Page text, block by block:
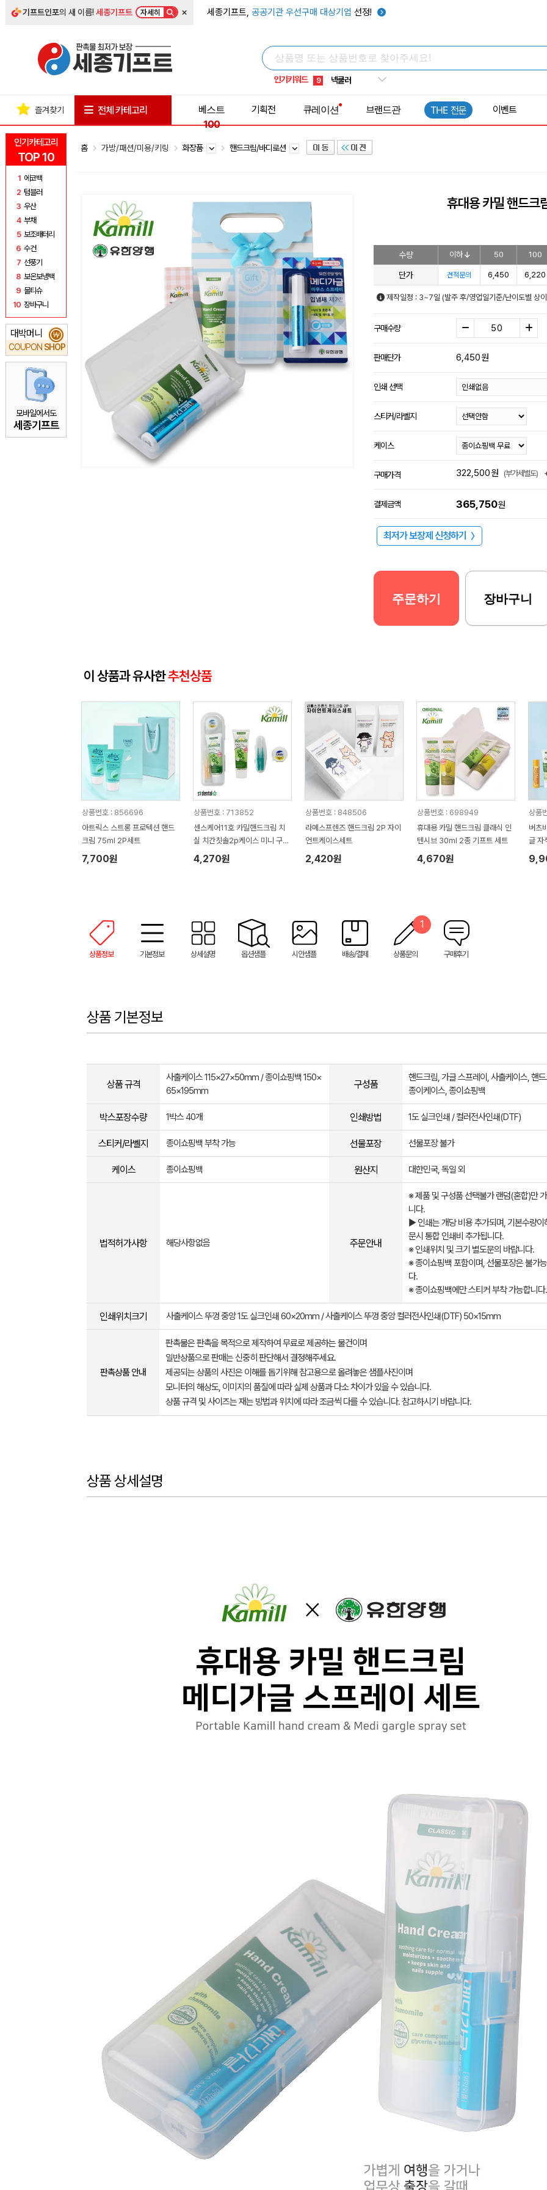
기프트인포의 새 이름!세종기프트 자세히 × 세종기프트, 공공기관 우선구매 대상기업 선정!
인기키워드
5 키캡
8 쿨토시
9 넥쿨러
1 선풍기
인기카테고리
TOP 10
1 에코백
2 텀블러
3 우산
4 부채
5 보조배터리
6 수건
7 선풍기
8 보온보냉백
9 물티슈
10 장바구니
대박머니
COUPON SHOP
₩
모바일에서도
세종기프트
즐겨찾기 전체 카테고리
베스트
100
기획전 큐레이션 브랜드관 THE 전문 이벤트
홈 가방/패션/미용/키링 화장품 핸드크림/바디로션
휴대용 카밀 핸드크
수량 이하 50 100
단가 견적문의 6,450 6,220
제작일정 : 3~7일 (발주 후/영업일기준/난이도별 상
구매수량
판매단가 6,450원
인쇄 선택
스티커/라벨지
케이스
구매가격 322,500원 (부가세별도)
결제금액 365,750원
최저가 보장제 신청하기 〉
주문하기 장바구니
이 상품과 유사한추천상품
상품번호 : 856696
아트릭스 스트롱 프로텍션 핸드
크림 75ml 2P세트
7,700원
상품번호 : 713852
센스케어11호 카밀핸드크림 치
실 치간칫솔2p케이스 미니 구강
세트
4,270원
상품번호 : 848506
라메스프렌즈 핸드크림 2P 자이
언트케이스세트
2,420원
상품번호 : 698949
휴대용 카밀 핸드크림 클래식 인
텐시브 30ml 2종 기프트 세트
4,670원
상품
버츠
글 자
상품정보 기본정보 상세설명 옵션샘플 시안샘플 배송/결제 상품문의
1
구매후기
상품 기본정보
상품 규격
사출케이스 115×27×50mm / 종이쇼핑백 150×
65×195mm
구성품
핸드크림, 가글 스프레이, 사출케이스, 핸
종이케이스, 종이쇼핑백
박스포장수량 1박스 40개 인쇄방법 1도 실크인쇄 / 컬러전사인쇄(DTF)
스티커/라벨지 종이쇼핑백 부착 가능 선물포장 선물포장 불가
케이스 종이쇼핑백 원산지 대한민국, 독일 외
법적허가사항 해당사항없음 주문안내
※ 제품 및 구성품 선택불가 랜덤(혼합)만
니다.
▶ 인쇄는 개당 비용 추가되며, 기본수량이
문시 통합 인쇄비 추가됩니다.
※ 인쇄위치 및 크기 별도문의 바랍니다.
※ 종이쇼핑백 포함이며, 선물포장은 불가
다.
※ 종이쇼핑백에만 스티커 부착 가능합니다.
인쇄위치크기 사출케이스 뚜껑 중앙 1도 실크인쇄 60×20mm / 사출케이스 뚜껑 중앙 컬러전사인쇄(DTF) 50×15mm
판촉상품 안내
판촉물은 판촉을 목적으로 제작하여 무료로 제공하는 물건이며
일반상품으로 판매는 신중히 판단해서 결정해주세요.
제공되는 상품의 사진은 이해를 돕기위해 참고용으로 올려놓은 샘플사진이며
모니터의 해상도, 이미지의 품질에 따라 실제 상품과 다소 차이가 있을 수 있습니다.
상품 규격 및 사이즈는 재는 방법과 위치에 따라 조금씩 다를 수 있습니다. 참고하시기 바랍니다.
상품 상세설명